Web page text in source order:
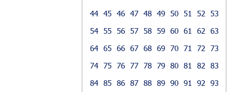
44 45 46 47 48 49 50 51 52
53
54 55 56 57 58 59 60 61 62
63
64 65 66 67 68 69 70 71 72
73
74 75 76 77 78 79 80 81 82
83
84 85 86 87 88 89 90 91 92
93